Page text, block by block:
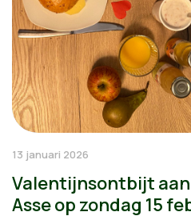
13 januari 2026
Valentijnsontbijt
Asse op zondag 15